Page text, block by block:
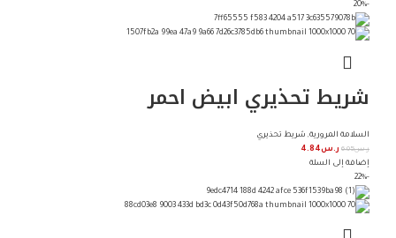
-20%
شريط تحذيري ابيض احمر
السلامة المرورية, شريط تحذيري
ر.س6.05 ر.س4.84
إضافة إلى السلة
-22%